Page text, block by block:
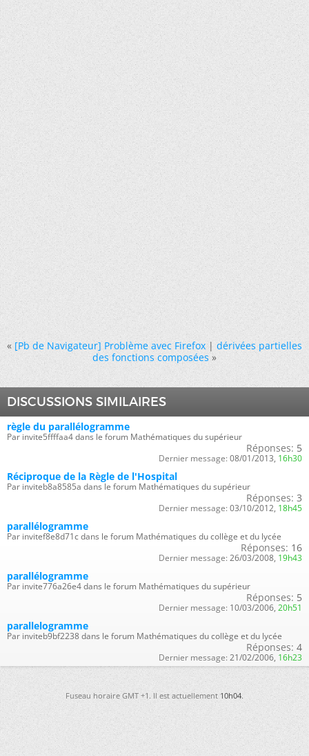
« [Pb de Navigateur] Problème avec Firefox|dérivées partielles
des fonctions composées »
DISCUSSIONS SIMILAIRES
règle du parallélogramme
Par invite5ffffaa4 dans le forum Mathématiques du supérieur
Réponses: 5
Dernier message: 08/01/2013, 16h30
Réciproque de la Règle de l'Hospital
Par inviteb8a8585a dans le forum Mathématiques du supérieur
Réponses: 3
Dernier message: 03/10/2012, 18h45
parallélogramme
Par invitef8e8d71c dans le forum Mathématiques du collège et du lycée
Réponses: 16
Dernier message: 26/03/2008, 19h43
parallélogramme
Par invite776a26e4 dans le forum Mathématiques du supérieur
Réponses: 5
Dernier message: 10/03/2006, 20h51
parallelogramme
Par inviteb9bf2238 dans le forum Mathématiques du collège et du lycée
Réponses: 4
Dernier message: 21/02/2006, 16h23
Fuseau horaire GMT +1. Il est actuellement10h04.